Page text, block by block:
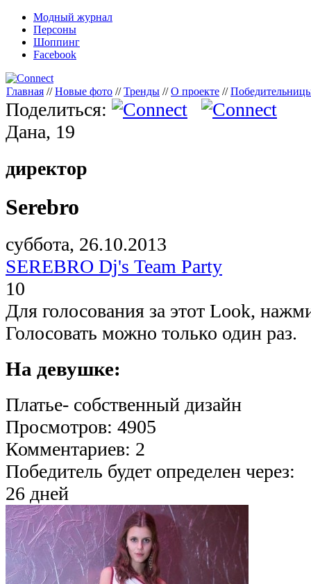
Модный журнал
Персоны
Шоппинг
Facebook
Главная //Новые фото //Тренды //О проекте //
Поделиться:
Дана, 19
директор
Serebro
суббота, 26.10.2013
SEREBRO Dj's Team Party
10
Для голосования за этот Look,
Голосовать можно только один раз.
На девушке:
Платье- собственный дизайн
Просмотров: 4905
Комментариев: 2
Победитель будет определен через:
26 дней